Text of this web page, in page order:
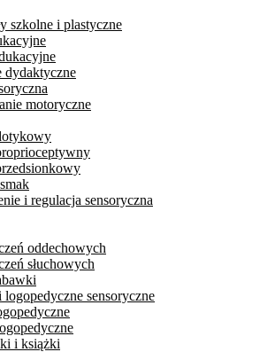
szkolne i plastyczne
dydaktyczne
motoryczne
i regulacja sensoryczna
oddechowych
słuchowych
sensoryczne
i książki